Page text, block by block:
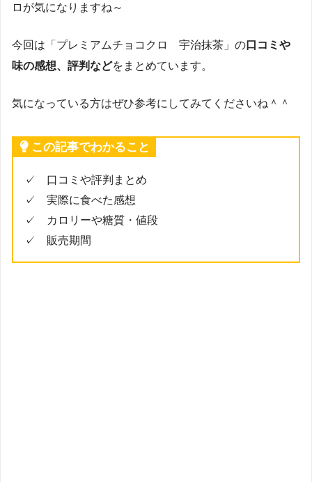
ロが気になりますね～
今回は「プレミアムチョコクロ 宇治抹茶」の口コミや
味の感想、評判などをまとめています。
気になっている方はぜひ参考にしてみてくださいね＾＾
この記事でわかること
✓ 口コミや評判まとめ
✓ 実際に食べた感想
✓ カロリーや糖質・値段
✓ 販売期間